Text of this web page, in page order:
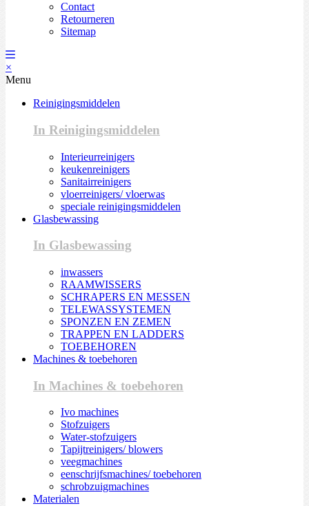
Contact
Retourneren
Sitemap
×
Menu
Reinigingsmiddelen
In Reinigingsmiddelen
Interieurreinigers
keukenreinigers
Sanitairreinigers
vloerreinigers/ vloerwas
speciale reinigingsmiddelen
Glasbewassing
In Glasbewassing
inwassers
RAAMWISSERS
SCHRAPERS EN MESSEN
TELEWASSYSTEMEN
SPONZEN EN ZEMEN
TRAPPEN EN LADDERS
TOEBEHOREN
Machines & toebehoren
In Machines & toebehoren
Ivo machines
Stofzuigers
Water-stofzuigers
Tapijtreinigers/ blowers
veegmachines
eenschrijfsmachines/ toebehoren
schrobzuigmachines
Materialen